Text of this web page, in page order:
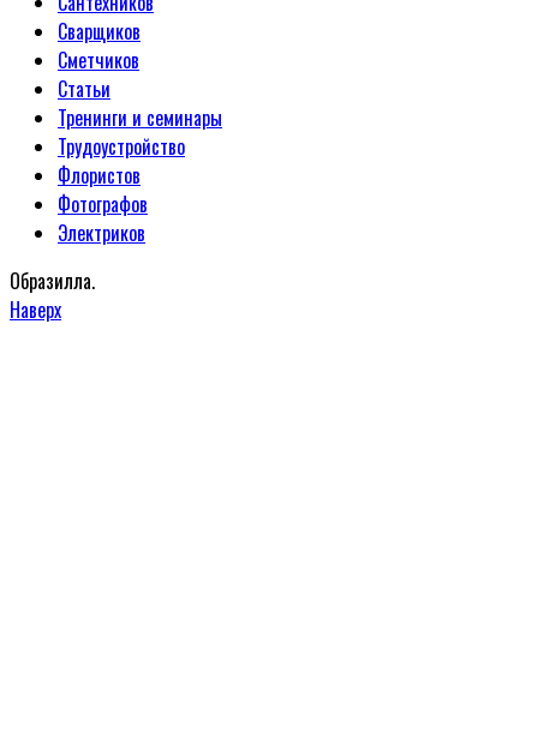
Сварщиков
Сметчиков
Статьи
Тренинги и семинары
Трудоустройство
Флористов
Фотографов
Электриков
Образилла.
Наверх